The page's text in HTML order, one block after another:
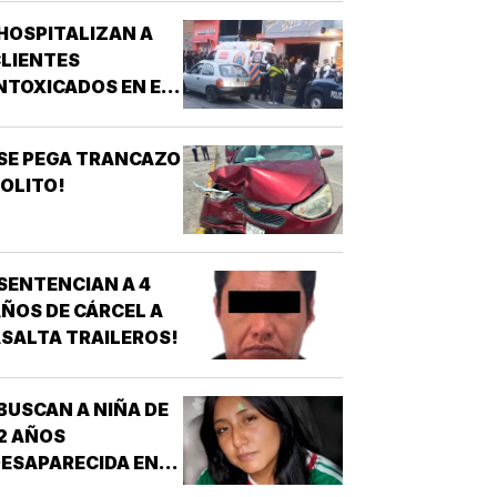
A
EN EL
PEGA TRANCAZO
A 4
DE CÁRCEL A
TRAILEROS!
A NIÑA DE
AÑOS
EN